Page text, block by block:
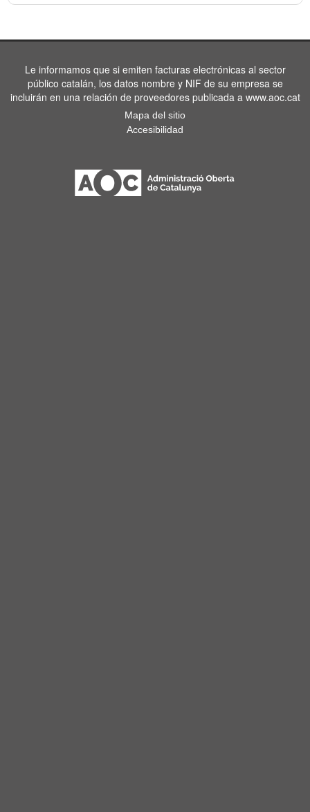
Le informamos que si emiten facturas electrónicas al sector
público catalán, los datos nombre y NIF de su empresa se
incluirán en una relación de proveedores publicada a www.aoc.cat
Mapa del sitio
Accesibilidad